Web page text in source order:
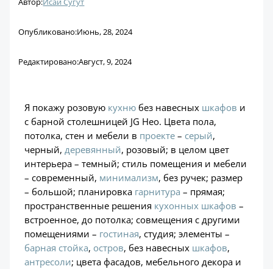
Опубликовано:Июнь, 28, 2024
Редактировано:Август, 9, 2024
Я покажу розовую кухню без навесных шкафов и
с барной столешницей JG Нео. Цвета пола,
потолка, стен и мебели в проекте – серый,
черный,деревянный, розовый; в целом цвет
интерьера – темный; стиль помещения и мебели
– современный, минимализм, без ручек; размер
– большой; планировка гарнитура – прямая;
пространственные решения кухонных шкафов –
встроенное, до потолка; совмещения с другими
помещениями – гостиная, студия; элементы –
барная стойка, остров, без навесных шкафов,
антресоли; цвета фасадов, мебельного декора и